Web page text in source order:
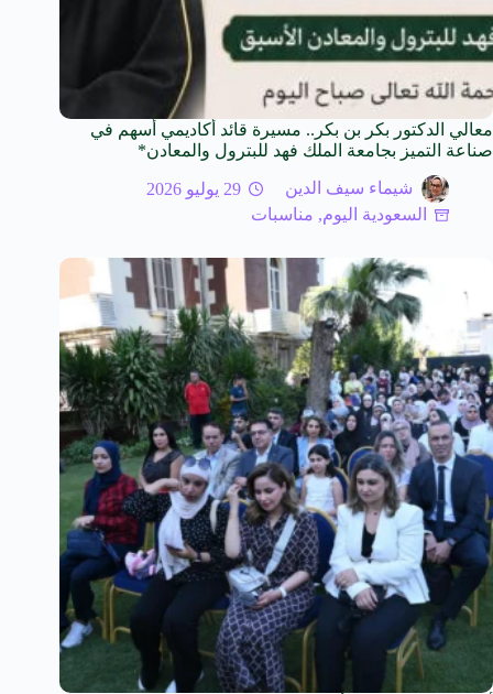
معالي الدكتور بكر بن بكر.. مسيرة قائد أكاديمي أسهم في
صناعة التميز بجامعة الملك فهد للبترول والمعادن*
شيماء سيف الدين
29 يوليو 2026
السعودية اليوم, مناسبات